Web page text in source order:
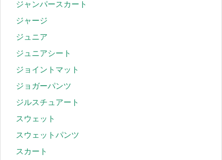
ジャンパースカート
ジャージ
ジュニア
ジュニアシート
ジョイントマット
ジョガーパンツ
ジルスチュアート
スウェット
スウェットパンツ
スカート